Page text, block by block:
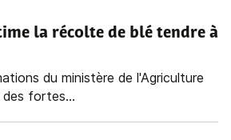
la récolte de blé tendre à
du ministère de l'Agriculture
des fortes...